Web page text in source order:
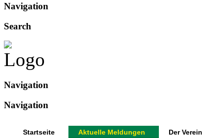
Navigation
Search
Navigation
Navigation
Startseite Aktuelle Meldungen Der Verein